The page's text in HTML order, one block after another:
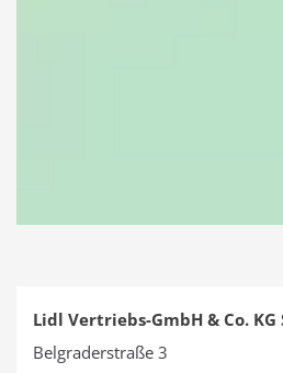
Lidl Vertriebs-GmbH & Co.
Belgraderstraße 3